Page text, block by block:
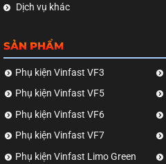
Dịch vụ khác
SẢN PHẨM
Phụ kiện Vinfast VF3
Phụ kiện Vinfast VF5
Phụ kiện Vinfast VF6
Phụ kiện Vinfast VF7
Phụ kiện Vinfast Limo Green